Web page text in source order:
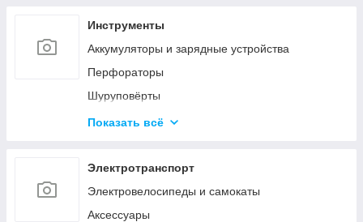
Очистители высокого давления
Триммеры и электрокосы
Акссесуары
Инструменты
Аккумуляторы и зарядные устройства
Перфораторы
Шуруповёрты
Шлифовальные машины
Наборы инструментов
Сетевые инструменты
Контрольно - измерительные приборы
Показать всё
Электротранспорт
Электровелосипеды и самокаты
Аксессуары